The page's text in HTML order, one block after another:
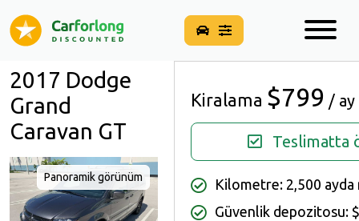
2017 Dodge
Grand
Caravan GT
Panoramik görünüm
Kiralama $799 / ay
Teslimatta
Kilometre: 2,500 ayda
Güvenlik depozitosu: